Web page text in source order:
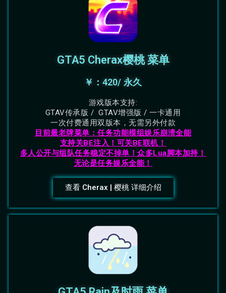
GTA5 Cherax樱桃 菜单
￥：420/ 永久
游戏版本支持:
GTAV传承版 / GTAV增强版 / 一卡通用
一次付费通用双版本，无需另外付款
目前最老牌菜单：任务功能模组娱乐崩溃全能
支持关BE注入！可关BE联机！
多人公开与组队任务稳定不掉单！众多Lua脚本加持！
无论是任务娱乐全能！
查看 Cherax | 樱桃 详细介绍